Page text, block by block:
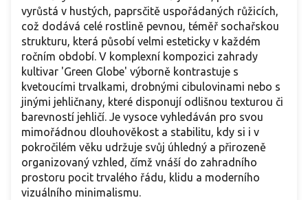
vyrůstá v hustých, paprsčitě uspořádaných růžicích,
což dodává celé rostlině pevnou, téměř sochařskou
strukturu, která působí velmi esteticky v každém
ročním období. V komplexní kompozici zahrady
kultivar 'Green Globe' výborně kontrastuje s
kvetoucími trvalkami, drobnými cibulovinami nebo s
jinými jehličnany, které disponují odlišnou texturou či
barevností jehličí. Je vysoce vyhledáván pro svou
mimořádnou dlouhověkost a stabilitu, kdy si i v
pokročilém věku udržuje svůj úhledný a přirozeně
organizovaný vzhled, čímž vnáší do zahradního
prostoru pocit trvalého řádu, klidu a moderního
vizuálního minimalismu.